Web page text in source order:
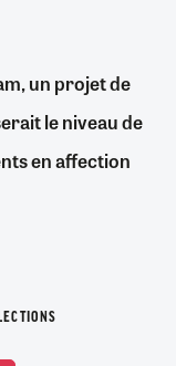
un projet de
le niveau de
en affection